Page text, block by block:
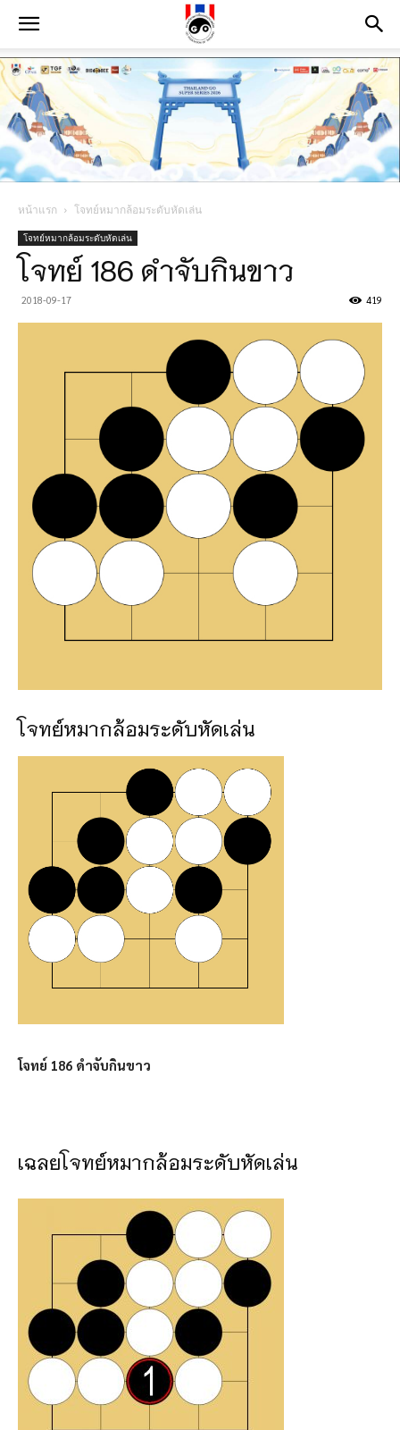
หน้าแรก โจทย์หมากล้อมระดับหัดเล่น
โจทย์หมากล้อมระดับหัดเล่น
โจทย์ 186 ดำจับกินขาว
2018-09-17 419
โจทย์หมากล้อมระดับหัดเล่น
โจทย์ 186 ดำจับกินขาว
เฉลยโจทย์หมากล้อมระดับหัดเล่น